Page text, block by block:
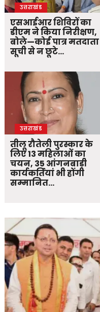
उत्तराखंड
एसआईआर शिविरों का
डीएम ने किया निरीक्षण,
बोले—कोई पात्र मतदाता
सूची से न छूटे…
उत्तराखंड
तीलू रौतेली पुरस्कार के
लिए 13 महिलाओं का
चयन, 35 आंगनबाड़ी
कार्यकर्तियां भी होंगी
सम्मानित…